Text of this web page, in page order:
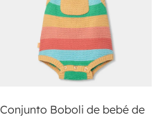
Conjunto Boboli de bebé de